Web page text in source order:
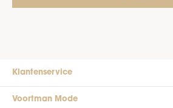
Klantenservice
Voortman Mode